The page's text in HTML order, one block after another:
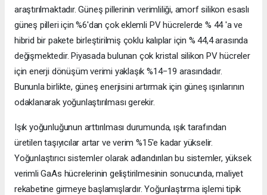
araştırılmaktadır. Güneş pillerinin verimliliği, amorf silikon esaslı
güneş pilleri için %6'dan çok eklemli PV hücrelerde % 44 'a ve
hibrid bir pakete birleştirilmiş çoklu kalıplar için % 44,4 arasında
değişmektedir. Piyasada bulunan çok kristal silikon PV hücreler
için enerji dönüşüm verimi yaklaşık %14−19 arasındadır.
Bununla birlikte, güneş enerjisini artırmak için güneş ışınlarının
odaklanarak yoğunlaştırılması gerekir.
Işık yoğunluğunun arttırılması durumunda, ışık tarafından
üretilen taşıyıcılar artar ve verim %15'e kadar yükselir.
Yoğunlaştırıcı sistemler olarak adlandırılan bu sistemler, yüksek
verimli GaAs hücrelerinin geliştirilmesinin sonucunda, maliyet
rekabetine girmeye başlamışlardır. Yoğunlaştırma işlemi tipik